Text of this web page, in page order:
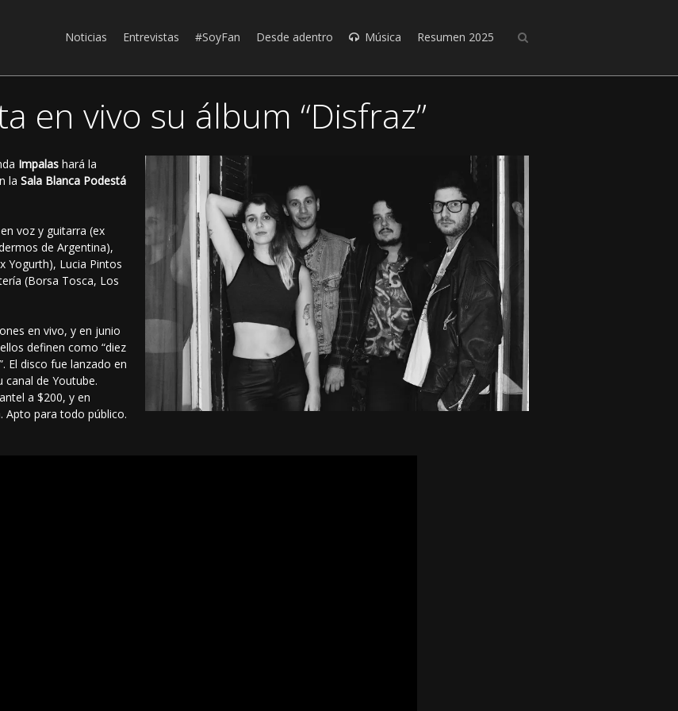
Noticias Entrevistas #SoyFan Desde adentro Música Resumen 2025
en vivo su álbum “Disfraz”
Impalas hará la
la Sala Blanca Podestá
voz y guitarra (ex
de Argentina),
Yogurth), Lucia Pintos
(Borsa Tosca, Los
en vivo, y en junio
definen como “diez
El disco fue lanzado en
de Youtube.
a $200, y en
Apto para todo público.